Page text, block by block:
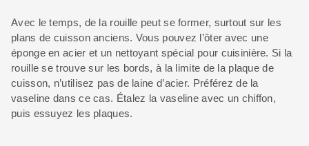
Avec le temps, de la rouille peut se former, surtout sur les
plans de cuisson anciens. Vous pouvez l’ôter avec une
éponge en acier et un nettoyant spécial pour cuisinière. Si la
rouille se trouve sur les bords, à la limite de la plaque de
cuisson, n’utilisez pas de laine d’acier. Préférez de la
vaseline dans ce cas. Étalez la vaseline avec un chiffon,
puis essuyez les plaques.